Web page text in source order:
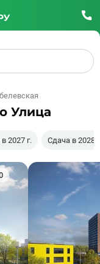
Улица
2027 г. Сдача в 2028